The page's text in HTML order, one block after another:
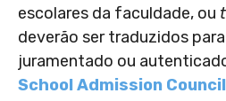
escolares da faculdade, ou
deverão ser traduzidos
juramentado ou
School Admission Council